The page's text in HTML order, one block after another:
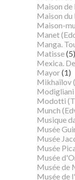
Maison de
Maison du
Maison-
Manet
Manga.
Matisse(5)
Mexica.
Mayor(1)
Mikhaïlov
Modigliani
Modotti
Munch
Musique
Musée
Musée
Musée
Musée
Musée de
Musée de